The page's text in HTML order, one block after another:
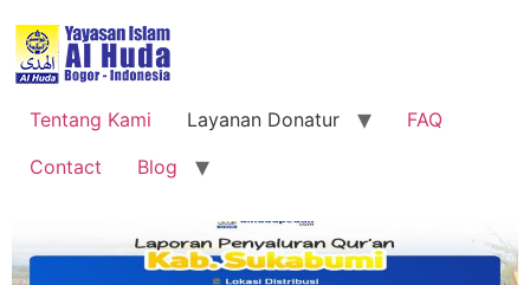
Tentang Kami Layanan Donatur
FAQ
Contact
Blog